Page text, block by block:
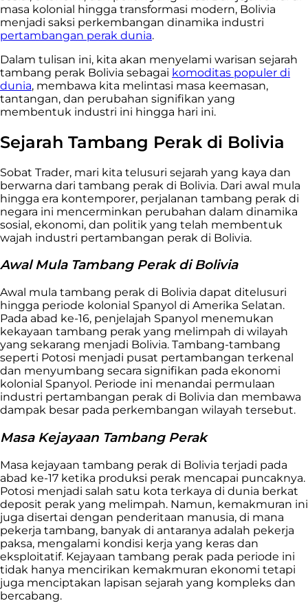
masa kolonial hingga transformasi modern, Bolivia
menjadi saksi perkembangan dinamika industri
pertambangan perak dunia.
Dalam tulisan ini, kita akan menyelami warisan sejarah
tambang perak Bolivia sebagai komoditas populer di
dunia, membawa kita melintasi masa keemasan,
tantangan, dan perubahan signifikan yang
membentuk industri ini hingga hari ini.
Sejarah Tambang Perak di Bolivia
Sobat Trader, mari kita telusuri sejarah yang kaya dan
berwarna dari tambang perak di Bolivia. Dari awal mula
hingga era kontemporer, perjalanan tambang perak di
negara ini mencerminkan perubahan dalam dinamika
sosial, ekonomi, dan politik yang telah membentuk
wajah industri pertambangan perak di Bolivia.
Awal Mula Tambang Perak di Bolivia
Awal mula tambang perak di Bolivia dapat ditelusuri
hingga periode kolonial Spanyol di Amerika Selatan.
Pada abad ke-16, penjelajah Spanyol menemukan
kekayaan tambang perak yang melimpah di wilayah
yang sekarang menjadi Bolivia. Tambang-tambang
seperti Potosi menjadi pusat pertambangan terkenal
dan menyumbang secara signifikan pada ekonomi
kolonial Spanyol. Periode ini menandai permulaan
industri pertambangan perak di Bolivia dan membawa
dampak besar pada perkembangan wilayah tersebut.
Masa Kejayaan Tambang Perak
Masa kejayaan tambang perak di Bolivia terjadi pada
abad ke-17 ketika produksi perak mencapai puncaknya.
Potosi menjadi salah satu kota terkaya di dunia berkat
deposit perak yang melimpah. Namun, kemakmuran ini
juga disertai dengan penderitaan manusia, di mana
pekerja tambang, banyak di antaranya adalah pekerja
paksa, mengalami kondisi kerja yang keras dan
eksploitatif. Kejayaan tambang perak pada periode ini
tidak hanya mencirikan kemakmuran ekonomi tetapi
juga menciptakan lapisan sejarah yang kompleks dan
bercabang.